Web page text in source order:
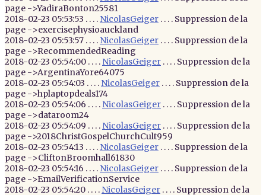
page ->YadiraBonton25581
2018-02-23 05:53:53 . . . . NicolasGeiger . . . . Suppression de la
page ->exercisephysioauckland
2018-02-23 05:53:57 . . . . NicolasGeiger . . . . Suppression de la
page ->RecommendedReading
2018-02-23 05:54:00 . . . . NicolasGeiger . . . . Suppression de la
page ->ArgentinaYore64075
2018-02-23 05:54:03 . . . . NicolasGeiger . . . . Suppression de la
page ->hplaptopdeals174
2018-02-23 05:54:06 . . . . NicolasGeiger . . . . Suppression de la
page ->dataroom24
2018-02-23 05:54:09 . . . . NicolasGeiger . . . . Suppression de la
page ->2018ChristGospelChurchCult959
2018-02-23 05:54:13 . . . . NicolasGeiger . . . . Suppression de la
page ->CliftonBroomhall61830
2018-02-23 05:54:16 . . . . NicolasGeiger . . . . Suppression de la
page ->EmailVerificationService
2018-02-23 05:54:20 . . . . NicolasGeiger . . . . Suppression de la